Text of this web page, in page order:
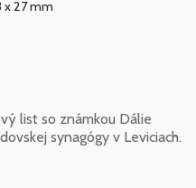
x 27 mm
list so známkou Dálie
synagógy v Leviciach.